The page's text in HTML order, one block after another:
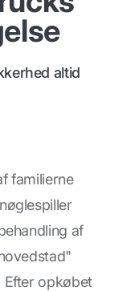
altid
familierne
af
Efter opkøbet